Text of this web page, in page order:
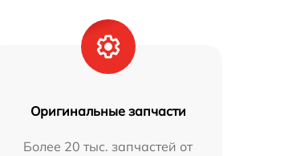
Оригинальные запчасти
Более 20 тыс. запчастей от